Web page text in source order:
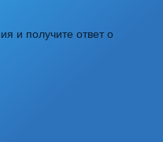
и получите ответ о